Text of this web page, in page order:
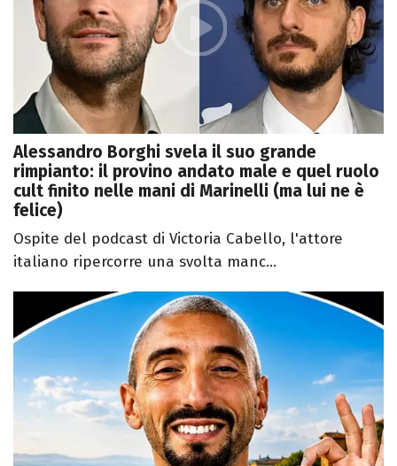
Alessandro Borghi svela il suo grande
rimpianto: il provino andato male e quel ruolo
cult finito nelle mani di Marinelli (ma lui ne è
felice)
Ospite del podcast di Victoria Cabello, l'attore
italiano ripercorre una svolta manc...